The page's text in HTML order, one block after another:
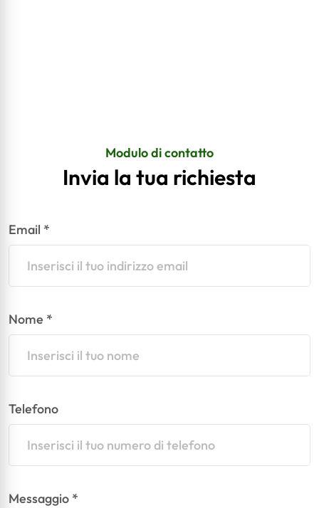
Modulo di contatto
Invia la tua richiesta
Email *
Nome *
Telefono
Messaggio *